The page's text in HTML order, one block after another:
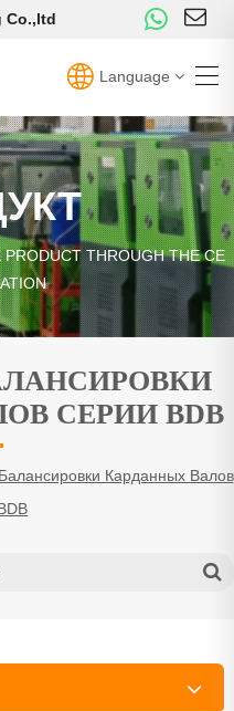
Co.,ltd
Language
THROUGH THE CE
СЕРИИ BDB
Карданных Валов